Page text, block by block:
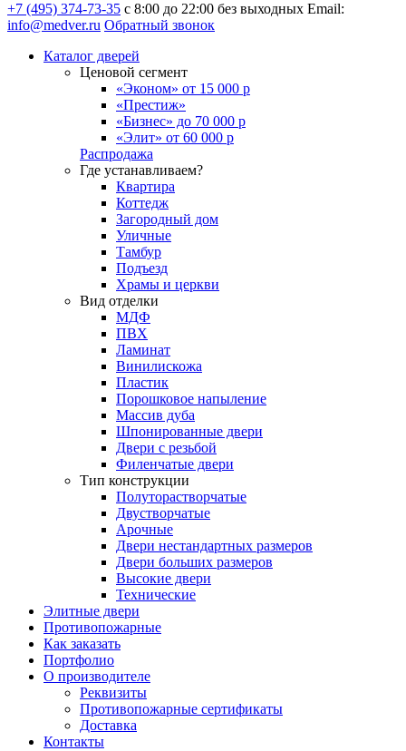
+7 (495) 374-73-35 с 8:00 до 22:00 без выходных Email:
info@medver.ru Обратный звонок
Каталог дверей
Ценовой сегмент
«Эконом» от 15 000 р
«Престиж»
«Бизнес» до 70 000 р
«Элит» от 60 000 р
Распродажа
Где устанавливаем?
Квартира
Коттедж
Загородный дом
Уличные
Тамбур
Подъезд
Храмы и церкви
Вид отделки
МДФ
ПВХ
Ламинат
Винилискожа
Пластик
Порошковое напыление
Массив дуба
Шпонированные двери
Двери с резьбой
Филенчатые двери
Тип конструкции
Полуторастворчатые
Двустворчатые
Арочные
Двери нестандартных размеров
Двери больших размеров
Высокие двери
Технические
Элитные двери
Противопожарные
Как заказать
Портфолио
О производителе
Реквизиты
Противопожарные сертификаты
Доставка
Контакты